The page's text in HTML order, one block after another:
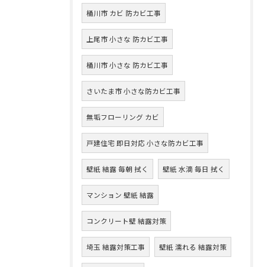
桶川市 カビ 防カビ工事
上尾市 小さな 防カビ工事
桶川市 小さな 防カビ工事
さいたま市 小さな防カビ工事
無垢フローリング カビ
戸建住宅 即日対応 小さな防カビ工事
壁紙 結露 毎朝 拭く 壁紙 水滴 毎日 拭く
マンション 壁紙 結露
コンクリート壁 結露対策
埼玉 結露対策工事 壁紙 濡れる 結露対策